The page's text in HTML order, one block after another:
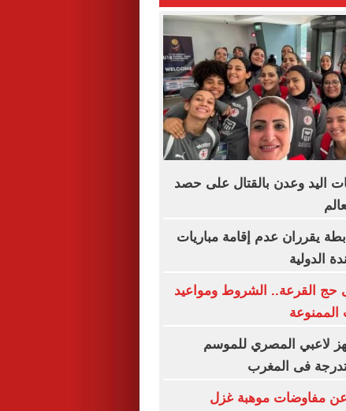
اليد وعدن بالقتال على حصد
يقرران عدم إقامة مباريات
الدولية
حج القرعة.. الشروط ومواعيد
الممنوعة
لاعبي المصري للموسم
فى المغرب
مفاوضات موهبة غزل